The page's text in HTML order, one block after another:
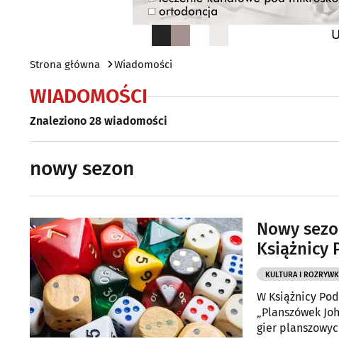
Strona główna Wiadomości
WIADOMOŚCI
Znaleziono 28 wiadomości
nowy sezon
Nowy
Książnicy
KULTURA I
W Książnicy
„Planszówek
gier